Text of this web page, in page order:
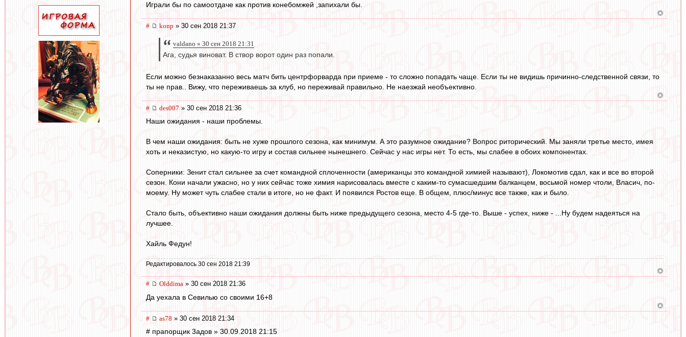
Играли бы по самоотдаче как против конебомжей ,запихали бы.
# konp » 30 сен 2018 21:37
valdano » 30 сен 2018 21:31
Ага, судья виноват. В створ ворот один раз попали.
Если можно безнаказанно весь матч бить центрфорварда при приеме - то сложно попадать чаще. Если ты не видишь причинно-следственной связи, то
ты не прав.. Вижу, что переживаешь за клуб, но переживай правильно. Не наезжай необъективно.
# des007 » 30 сен 2018 21:36
Наши ожидания - наши проблемы.
В чем наши ожидания: быть не хуже прошлого сезона, как минимум. А это разумное ожидание? Вопрос риторический. Мы заняли третье место, имея
хоть и неказистую, но какую-то игру и состав сильнее нынешнего. Сейчас у нас игры нет. То есть, мы слабее в обоих компонентах.
Соперники: Зенит стал сильнее за счет командной сплоченности (американцы это командной химией называют), Локомотив сдал, как и все во второй
сезон. Кони начали ужасно, но у них сейчас тоже химия нарисовалась вместе с каким-то сумасшедшим балканцем, восьмой номер чтоли, Власич, по-
моему. Ну может чуть слабее стали в итоге, но не факт. И появился Ростов еще. В общем, плюс/минус все также, как и было.
Стало быть, объективно наши ожидания должны быть ниже предыдущего сезона, место 4-5 где-то. Выше - успех, ниже - ...Ну будем надеяться на
лучшее.
Хайль Федун!
Редактировалось 30 сен 2018 21:39
# Olddima » 30 сен 2018 21:36
Да уехала в Севилью со своими 16+8
# as78 » 30 сен 2018 21:34
# прапорщик 3адoв » 30.09.2018 21:15